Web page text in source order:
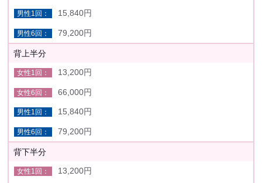
15,840円
79,200円
背上半分
13,200円
66,000円
15,840円
79,200円
背下半分
13,200円